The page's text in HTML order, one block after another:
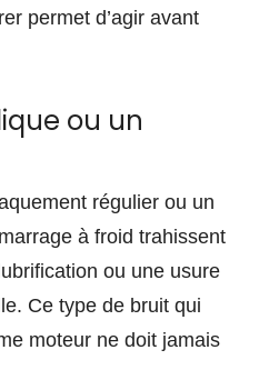
permet d’agir avant
ou un
régulier ou un
à froid trahissent
ou une usure
Ce type de bruit qui
moteur ne doit jamais